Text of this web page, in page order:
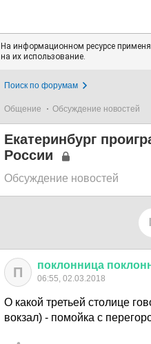
На информационном ресурсе
на их использование.
Поиск по форумам
Общение Обсуждение новостей
Екатеринбург
России
Обсуждение новостей
П поклонница
06:55, 02.03.2018
О какой третьей столице
вокзал) - помойка с